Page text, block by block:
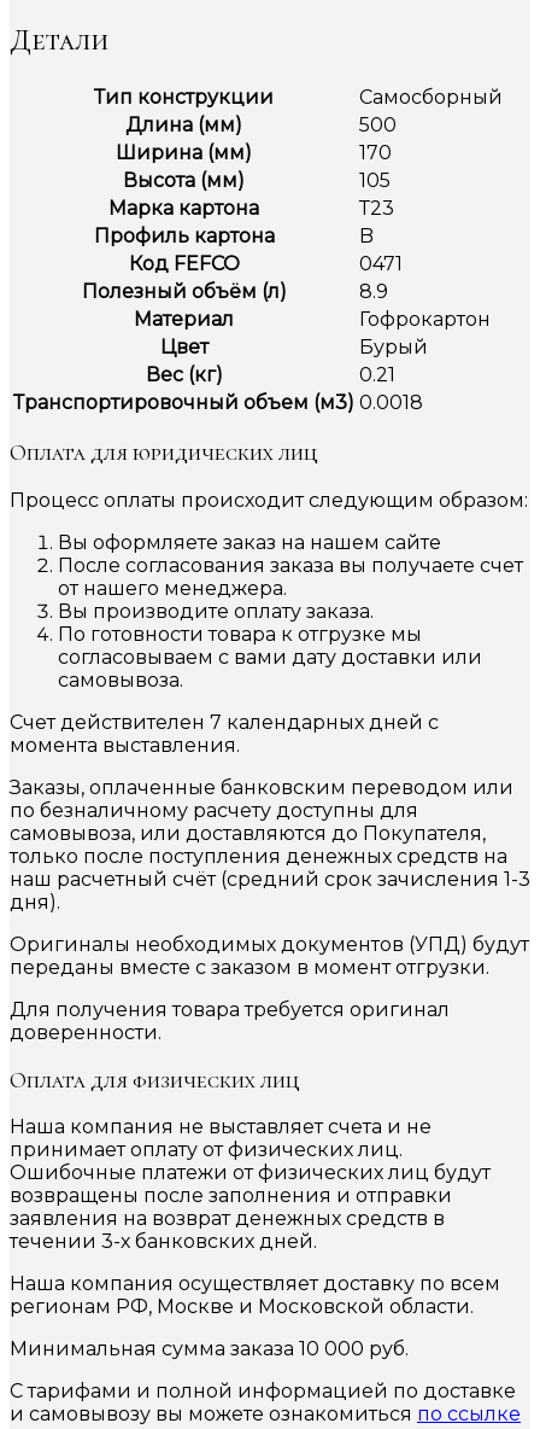
Детали
Тип конструкции
Самосборный
Длина (мм)
500
Ширина (мм)
170
Высота (мм)
105
Марка картона
Т23
Профиль картона
B
Код FEFCO
0471
Полезный объём (л)
8.9
Материал
Гофрокартон
Цвет
Бурый
Вес (кг)
0.21
Транспортировочный объем (м3) 0.0018
Оплата для юридических лиц
Процесс оплаты происходит следующим образом:
Вы оформляете заказ на нашем сайте
После согласования заказа вы получаете счет
от нашего менеджера.
Вы производите оплату заказа.
По готовности товара к отгрузке мы
согласовываем с вами дату доставки или
самовывоза.
Счет действителен 7 календарных дней с
момента выставления.
Заказы, оплаченные банковским переводом или
по безналичному расчету доступны для
самовывоза, или доставляются до Покупателя,
только после поступления денежных средств на
наш расчетный счёт (средний срок зачисления 1-3
дня).
Оригиналы необходимых документов (УПД) будут
переданы вместе с заказом в момент отгрузки.
Для получения товара требуется оригинал
доверенности.
Оплата для физических лиц
Наша компания не выставляет счета и не
принимает оплату от физических лиц.
Ошибочные платежи от физических лиц будут
возвращены после заполнения и отправки
заявления на возврат денежных средств в
течении 3-х банковских дней.
Наша компания осуществляет доставку по всем
регионам РФ, Москве и Московской области.
Минимальная сумма заказа 10 000 руб.
С тарифами и полной информацией по доставке
и самовывозу вы можете ознакомиться по ссылке